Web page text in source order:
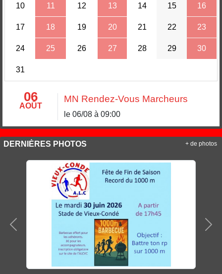
10 11 12 13 14 15 16
17 18 19 20 21 22 23
24 25 26 27 28 29 30
31
06
AOÛT
MN Rendez-Vous Marcheurs
le 06/08 à 09:00
DERNIÈRES PHOTOS
Précedent
+ de photos